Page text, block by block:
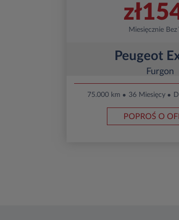
zł
Miesięcznie Bez
Peugeot
Furgon
75.000 km 36 Miesięcy
POPROŚ O